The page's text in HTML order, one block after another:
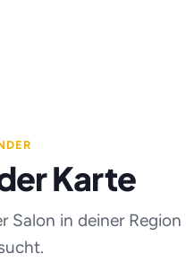
Karte
Salon in deiner Region